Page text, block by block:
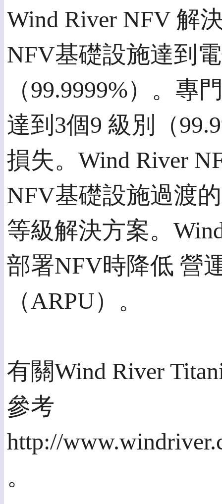
Wind River NFV 解
NFV基礎設施達到
（99.9999%）。
達到3個9 級別（
損失。Wind River
NFV基礎設施過渡
等級解決方案。
部署NFV時降低 營
（ARPU）。
有關Wind River
參考
http://
。